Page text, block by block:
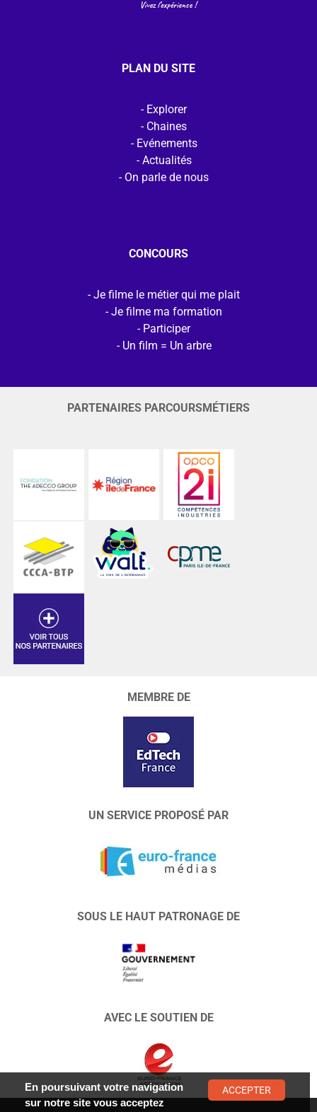
PLAN DU SITE
Explorer
Chaines
Evénements
Actualités
On parle de nous
CONCOURS
Je filme le métier qui me plait
Je filme ma formation
Participer
Un film = Un arbre
PARTENAIRES PARCOURSMÉTIERS
MEMBRE DE
UN SERVICE PROPOSÉ PAR
SOUS LE HAUT PATRONAGE DE
AVEC LE SOUTIEN DE
En poursuivant votre navigation
sur notre site vous acceptez
ACCEPTER